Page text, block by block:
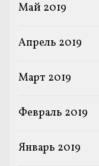
Май 2019
Апрель 2019
Март 2019
Февраль 2019
Январь 2019